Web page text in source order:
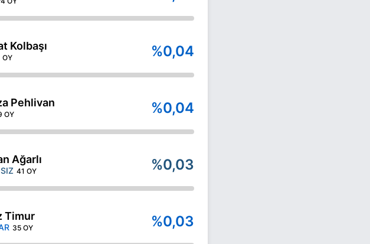
Kolbaşı
OY %0,04
Pehlivan
OY %0,04
Ağarlı
41 OY %0,03
Timur
35 OY %0,03